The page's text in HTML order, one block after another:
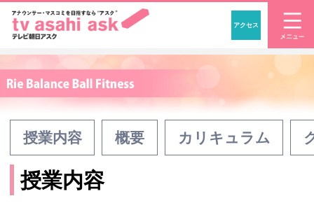
「アナウンサー・マス
アクセス
授業内容 概要 カリキュラム
授業内容